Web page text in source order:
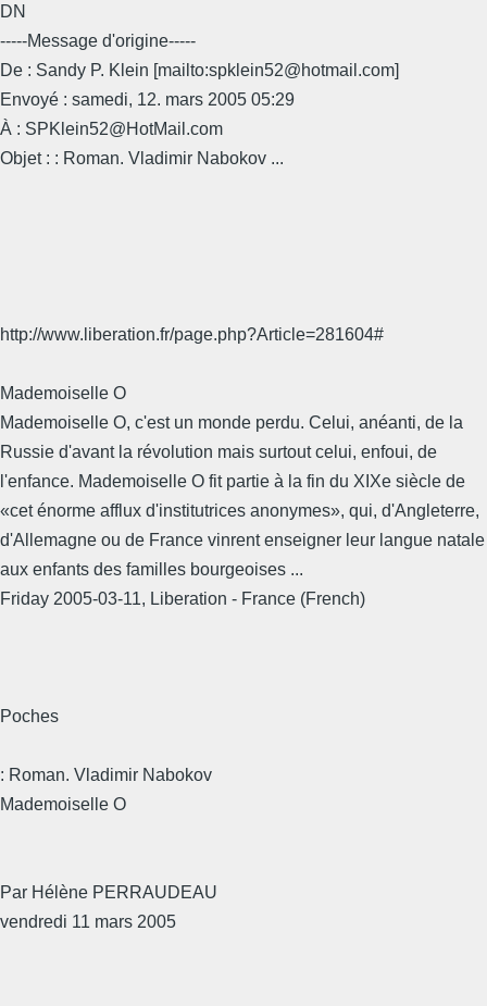
DN
-----Message d'origine-----
De : Sandy P. Klein [mailto:spklein52@hotmail.com]
Envoyé : samedi, 12. mars 2005 05:29
À : SPKlein52@HotMail.com
Objet : : Roman. Vladimir Nabokov ...
http://www.liberation.fr/page.php?Article=281604#
Mademoiselle O
Mademoiselle O, c'est un monde perdu. Celui, anéanti, de la
Russie d'avant la révolution mais surtout celui, enfoui, de
l'enfance. Mademoiselle O fit partie à la fin du XIXe siècle de
«cet énorme afflux d'institutrices anonymes», qui, d'Angleterre,
d'Allemagne ou de France vinrent enseigner leur langue natale
aux enfants des familles bourgeoises ...
Friday 2005-03-11, Liberation - France (French)
Poches
: Roman. Vladimir Nabokov
Mademoiselle O
Par Hélène PERRAUDEAU
vendredi 11 mars 2005